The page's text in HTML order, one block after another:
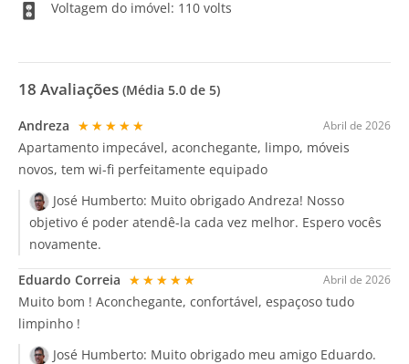
Voltagem do imóvel: 110 volts
18 Avaliações (Média 5.0 de 5)
Abril de 2026
Andreza ★★★★★
Apartamento impecável, aconchegante, limpo, móveis
novos, tem wi-fi perfeitamente equipado
José Humberto: Muito obrigado Andreza! Nosso
objetivo é poder atendê-la cada vez melhor. Espero vocês
novamente.
Abril de 2026
Eduardo Correia ★★★★★
Muito bom ! Aconchegante, confortável, espaçoso tudo
limpinho !
José Humberto: Muito obrigado meu amigo Eduardo.